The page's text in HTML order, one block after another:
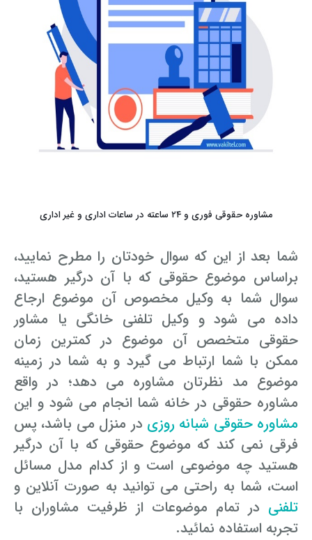
مشاوره حقوقی فوری و ۲۴ ساعته در ساعات اداری و غیر اداری
شما بعد از این که سوال خودتان را مطرح نمایید،
براساس موضوع حقوقی که با آن درگیر هستید،
سوال شما به وکیل مخصوص آن موضوع ارجاع
داده می شود و وکیل تلفنی خانگی یا مشاور
حقوقی متخصص آن موضوع در کمترین زمان
ممکن با شما ارتباط می گیرد و به شما در زمینه
موضوع مد نظرتان مشاوره می دهد؛ در واقع
مشاوره حقوقی در خانه شما انجام می شود و این
مشاوره حقوقی شبانه روزی در منزل می باشد، پس
فرقی نمی کند که موضوع حقوقی که با آن درگیر
هستید چه موضوعی است و از کدام مدل مسائل
است، شما به راحتی می توانید به صورت آنلاین و
تلفنی در تمام موضوعات از ظرفیت مشاوران با
تجربه استفاده نمائید.